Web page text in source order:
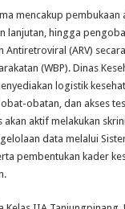
mencakup pembukaan
lanjutan, hingga
Antiretroviral (ARV)
(WBP). Dinas
logistik
obatan, dan akses
akan aktif melakukan
data melalui
pembentukan kader